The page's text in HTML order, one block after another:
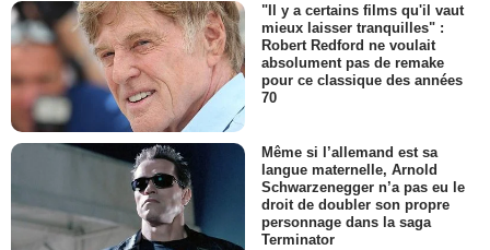
"Il y a certains films qu'il vaut
mieux laisser tranquilles" :
Robert Redford ne voulait
absolument pas de remake
pour ce classique des années
70
Même si l’allemand est sa
langue maternelle, Arnold
Schwarzenegger n’a pas eu le
droit de doubler son propre
personnage dans la saga
Terminator